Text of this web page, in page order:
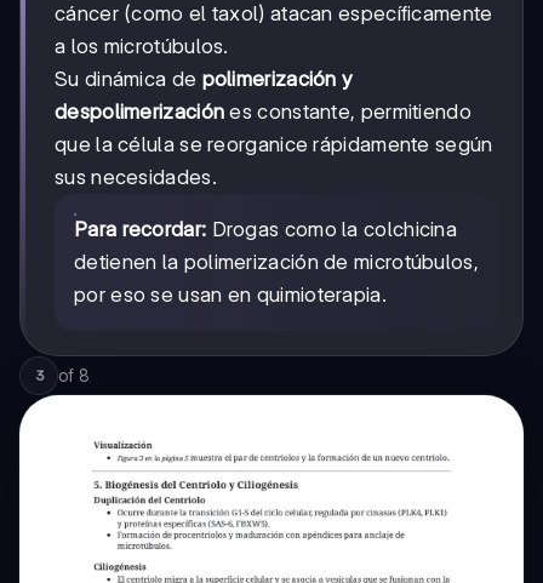
cáncer (como el taxol) atacan específicamente
a los microtúbulos.
Su dinámica de polimerización y
despolimerización es constante, permitiendo
que la célula se reorganice rápidamente según
sus necesidades.
Para recordar: Drogas como la colchicina
detienen la polimerización de microtúbulos,
por eso se usan en quimioterapia.
3 of 8